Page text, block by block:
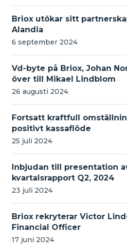
Briox utökar sitt
Alandia
6 september 2024
Vd-byte på Briox, Johan
över till Mikael Lindblom
26 augusti 2024
Fortsatt kraftfull
positivt kassaflöde
25 juli 2024
Inbjudan till presentation
kvartalsrapport Q2, 2024
23 juli 2024
Briox rekryterar Victor
Financial Officer
17 juni 2024